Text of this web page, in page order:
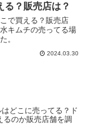
る？販売店は？
で買える？販売店
キムチの売ってる場
。
2024.03.30
どこに売ってる？ド
るのか販売店舗を調